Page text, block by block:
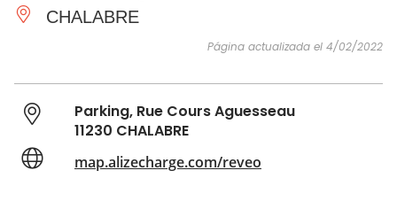
CHALABRE
Página actualizada el 4/02/2022
Parking, Rue Cours Aguesseau
11230 CHALABRE
map.alizecharge.com/reveo